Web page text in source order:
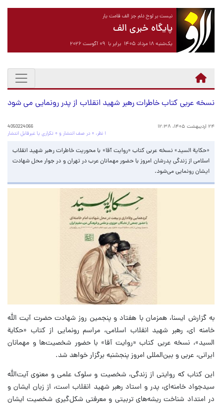
نیست بر لوح دلم جز الف قامت یار
پایگاه خبری الف
یک‌شنبه ۱۸ مرداد ۱۴۰۵ برابر با ۰۹ آگوست ۲۰۲۶
نسخه عربی کتاب خاطرات رهبر شهید انقلاب از پدر رونمایی می شود
۲۴ اردیبهشت ۱۴۰۵، ۱۲:۳۸
4050224066
۱ نظر، ۰ در صف انتشار و ۰ تکراری یا غیرقابل انتشار
«حکایة السید» نسخه عربی کتاب «روایت آقا» با محوریت خاطرات رهبر شهید انقلاب
اسلامی از زندگی پدرشان امروز با حضور مهمانان عرب‌ در تهران و در جوار محل شهادت
ایشان رونمایی می‌شود.
به گزارش ایسنا، همزمان با هفتاد و پنجمین روز شهادت حضرت آیت الله
خامنه ای، رهبر شهید انقلاب اسلامی، مراسم رونمایی از کتاب «حکایة
السید»، نسخه عربی کتاب «روایت آقا» با حضور شخصیت‌ها و مهمانان
ایرانی، عربی و بین‌المللی امروز پنجشنبه برگزار خواهد شد.
این کتاب که روایتی از زندگی، شخصیت و سلوک علمی و معنوی آیت‌الله
سیدجواد خامنه‌ای، پدر و استاد رهبر شهید انقلاب است، از زبان ایشان و
در امتداد شناخت ریشه‌های تربیتی و معرفتی شکل‌گیری شخصیت ایشان